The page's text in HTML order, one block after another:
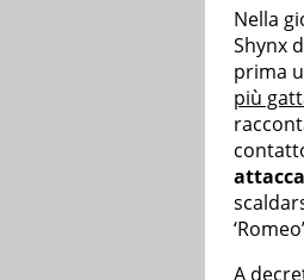
Nella
Shynx
prima
più
A